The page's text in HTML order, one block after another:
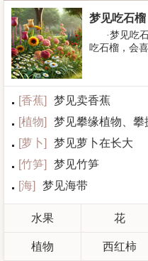
梦见吃石榴
·梦见吃
吃石榴，会
[香蕉]
梦见卖香蕉
[植物]
梦见攀缘植物、攀
[萝卜]
梦见萝卜在长大
[竹笋]
梦见竹笋
[海] 梦见海带
水果 花
植物 西红柿